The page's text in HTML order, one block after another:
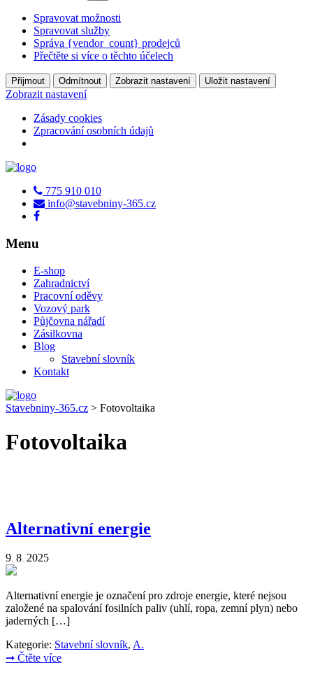
Spravovat možnosti
Spravovat služby
Správa {vendor_count} prodejců
Přečtěte si více o těchto účelech
Přijmout Odmítnout Zobrazit nastavení Uložit nastavení
Zobrazit nastavení
Zásady cookies
Zpracování osobních údajů
775 910 010
info@stavebniny-365.cz
Menu
E-shop
Zahradnictví
Pracovní oděvy
Vozový park
Půjčovna nářadí
Zásilkovna
Blog
Stavební slovník
Kontakt
Stavebniny-365.cz > Fotovoltaika
Fotovoltaika
Alternativní energie
9. 8. 2025
Alternativní energie je označení pro zdroje energie, které nejsou
založené na spalování fosilních paliv (uhlí, ropa, zemní plyn) nebo
jaderných […]
Kategorie: Stavební slovník, A.
➞ Čtěte více